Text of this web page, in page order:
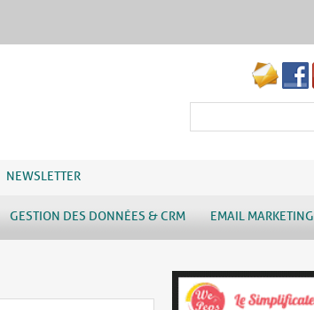
NEWSLETTER
GESTION DES DONNÉES & CRM EMAIL MARKETING